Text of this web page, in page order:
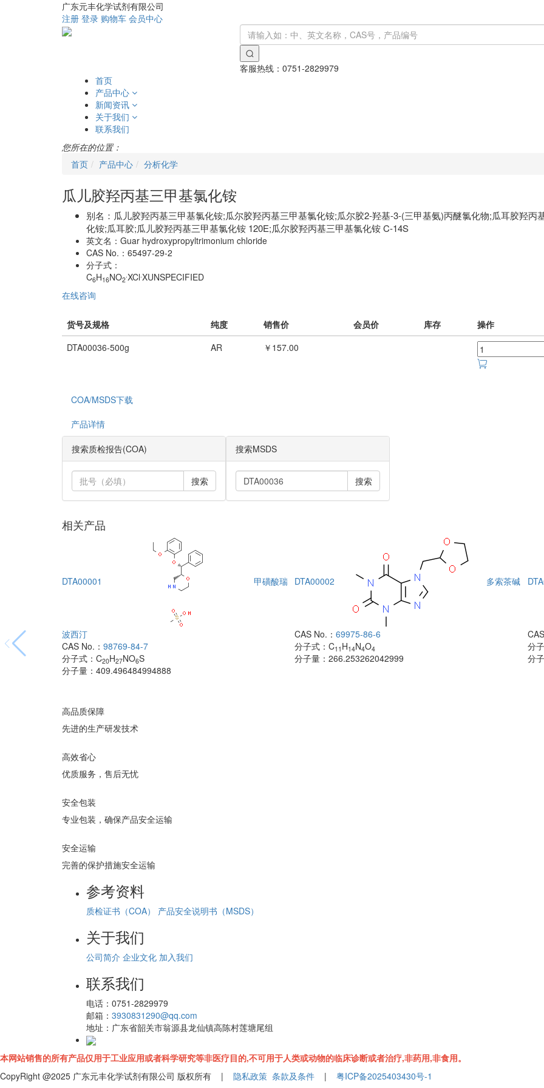
广东元丰化学试剂有限公司
注册 登录 购物车 会员中心
客服热线： 0751-2829979
首页
产品中心
新闻资讯
关于我们
联系我们
您所在的位置：
首页
产品中心 分析化学
瓜儿胶羟丙基三甲基氯化铵
别名： 瓜儿胶羟丙基三甲基氯化铵;瓜尔胶羟丙基三甲基氯化铵;瓜尔胶2-羟基-3-(三甲基氨)丙醚氯化物;瓜耳胶羟
化铵;瓜耳胶;瓜儿胶羟丙基三甲基氯化铵 120E;瓜尔胶羟丙基三甲基氯化铵 C-14S
英文名： Guar hydroxypropyltrimonium chloride
CAS No.： 65497-29-2
分子式：
C6H16NO2 XCl XUNSPECIFIED
在线咨询
货号及规格 纯度 销售价 会员价 库存
操作
DTA00036-500g
AR ￥157.00
COA/MSDS下载
产品详情
搜索质检报告(COA)
搜索
搜索MSDS
搜索
相关产品
DTA00001 甲磺酸瑞
波西汀
CAS No.： 98769-84-7
分子式： C20H27NO6S
分子量： 409.496484994888
DTA00002 多索茶碱
CAS No.：69975-86-6
分子式：C11 H14N4O4
分子量：266.253262042999
分
分
高品质保障
先进的生产研发技术
高效省心
优质服务，售后无忧
安全包装
专业包装，确保产品安全运输
安全运输
完善的保护措施安全运输
参考资料
质检证书（COA） 产品安全说明书（MSDS）
关于我们
公司简介 企业文化 加入我们
联系我们
电话： 0751-2829979
邮箱： 3930831290@qq.com
地址： 广东省韶关市翁源县龙仙镇高陈村莲塘尾组
本网站销售的所有产品仅用于工业应用或者科学研究等非医疗目的,不可用于人类或动物的临床诊断或者治疗,非药用,非食用。
CopyRight @2025 广东元丰化学试剂有限公司 版权所有 | 隐私政策 条款及条件 | 粤ICP备2025403430号-1